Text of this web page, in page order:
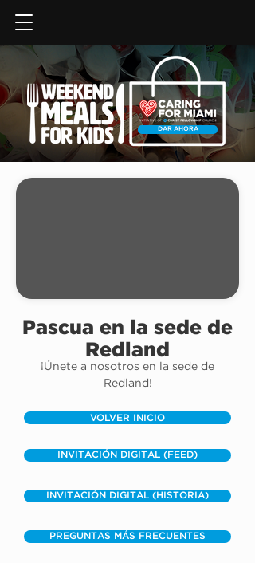
DAR AHORA
Pascua en la sede de
Redland
¡Únete a nosotros en la sede de
Redland!
VOLVER INICIO
INVITACIÓN DIGITAL (FEED)
INVITACIÓN DIGITAL (HISTORIA)
PREGUNTAS MÁS FRECUENTES